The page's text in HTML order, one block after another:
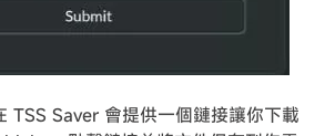
TSS Saver 會提供一個鏈接讓你下載